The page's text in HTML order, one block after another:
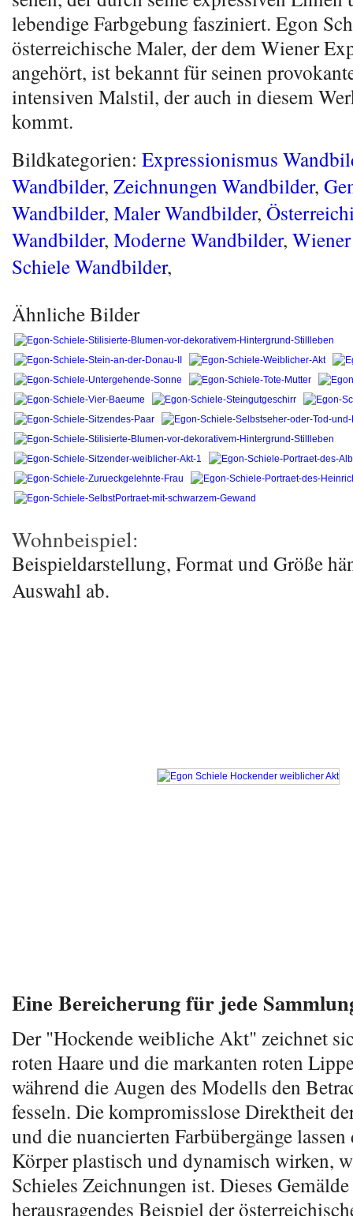
lebendige Farbgebung fasziniert. Egon
österreichische Maler, der dem Wiener
angehört, ist bekannt für seinen
intensiven Malstil, der auch in diesem
kommt.
Bildkategorien: Expressionismus
Wandbilder, Zeichnungen Wandbilder,
Wandbilder, Maler Wandbilder,
Wandbilder, Moderne Wandbilder,
Schiele Wandbilder,
Ähnliche Bilder
Wohnbeispiel:
Beispieldarstellung, Format und Größe
Auswahl ab.
Eine Bereicherung für jede
Der "Hockende weibliche Akt" zeichnet
roten Haare und die markanten roten
während die Augen des Modells den
fesseln. Die kompromisslose Direktheit
und die nuancierten Farbübergänge
Körper plastisch und dynamisch wirken,
Schieles Zeichnungen ist. Dieses
herausragendes Beispiel der